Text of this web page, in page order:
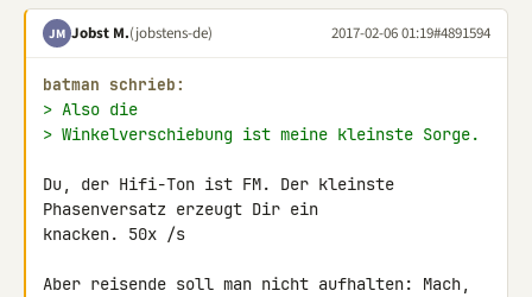
JM Jobst M.(jobstens-de) 2017-02-06 01:19#4891594
batman schrieb:
> Also die
> Winkelverschiebung ist meine kleinste Sorge.
Du, der Hifi-Ton ist FM. Der kleinste
Phasenversatz erzeugt Dir ein
knacken. 50x /s
Aber reisende soll man nicht aufhalten: Mach,